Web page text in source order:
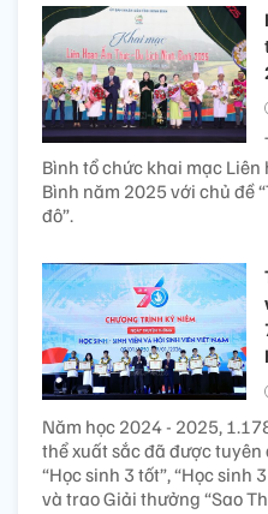
Bình tổ chức khai mạc
Bình năm 2025 với chủ đề
đô”.
Năm học 2024 - 2025,
thể xuất sắc đã được
“Học sinh 3 tốt”, “Học sinh
và trao Giải thưởng “Sao